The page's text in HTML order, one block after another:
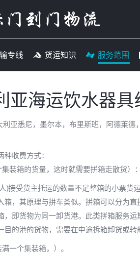
专线 货运知识 服务范围
亚海运饮水器
亚悉尼，墨尔本，布里斯班，阿德莱
收费方式：
装箱的货量，这时就需要拼箱走散货）：
)接受货主托运的数量不足整箱的小票
箱，其原理与拼车类似。拼箱可以分为
，即货物为同一卸货港。此类拼箱服务
的港的货物，需要在中途拆箱卸货或转
一个集装箱，）。
门到门运输专线 货运知识